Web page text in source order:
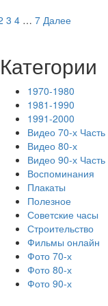
о
елочных
игрушек
из
СССР,
которые
стоят
целое
состояние
3 4 … 7 Далее
Категории
1970-1980
1981-1990
1991-2000
Видео 70-х Часть
Видео 80-х
Видео 90-х Часть
Воспоминания
Плакаты
Полезное
Советские часы
Строительство
Фильмы онлайн
Фото 70-х
Фото 80-х
Фото 90-х